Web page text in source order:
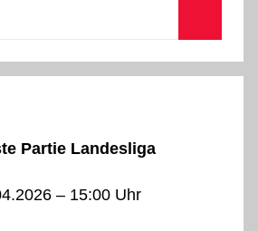
Partie Landesliga
– 15:00 Uhr